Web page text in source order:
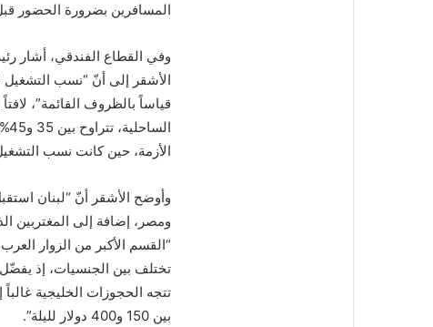
المسافرين بضرورة الحضور قبل 3 ساعات على الأقل قبل مواعيد
وفي القطاع الفندقي، أشار
قياساً بالظروف القائمة”،
الأزمة، حين كانت نسب
وأوضح الأشقر أنّ “لبنان
ومصر، إضافة إلى المغتربين
“القسم الأكبر من الزوار
تختلف بين الجنسيات، إذ
تتجه الحجوزات الخليجية
بين 150 و400 دولار لليلة”.